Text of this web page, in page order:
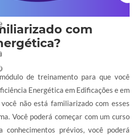
com
de treinamento para que você
Energética em Edificações e em
não está familiarizado com esses
Você poderá começar com um curso
conhecimentos prévios, você poderá